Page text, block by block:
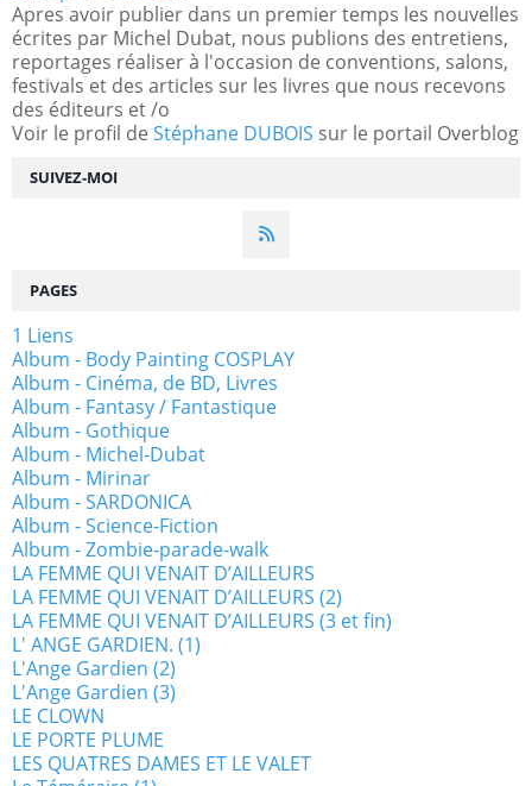
SUIVEZ-MOI
Apres avoir publier dans un premier temps les nouvelles
écrites par Michel Dubat, nous publions des entretiens,
reportages réaliser à l'occasion de conventions, salons,
festivals et des articles sur les livres que nous recevons
des éditeurs et /o
Voir le profil de Stéphane DUBOIS sur le portail Overblog
PAGES
1 Liens
Album - Body Painting COSPLAY
Album - Cinéma, de BD, Livres
Album - Fantasy / Fantastique
Album - Gothique
Album - Michel-Dubat
Album - Mirinar
Album - SARDONICA
Album - Science-Fiction
Album - Zombie-parade-walk
LA FEMME QUI VENAIT D’AILLEURS
LA FEMME QUI VENAIT D’AILLEURS (2)
LA FEMME QUI VENAIT D’AILLEURS (3 et fin)
L' ANGE GARDIEN. (1)
L'Ange Gardien (2)
L'Ange Gardien (3)
LE CLOWN
LE PORTE PLUME
LES QUATRES DAMES ET LE VALET